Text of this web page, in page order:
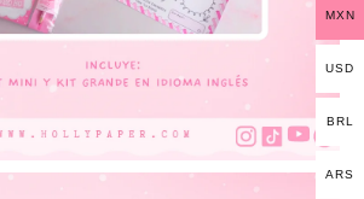
MXN
USD
BRL
ARS